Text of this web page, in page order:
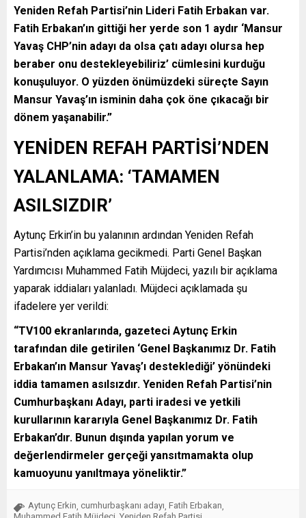
Yeniden Refah Partisi’nin Lideri Fatih Erbakan var.
Fatih Erbakan’ın gittiği her yerde son 1 aydır ‘Mansur
Yavaş CHP’nin adayı da olsa çatı adayı olursa hep
beraber onu destekleyebiliriz’ cümlesini kurduğu
konuşuluyor. O yüzden önümüzdeki süreçte Sayın
Mansur Yavaş’ın isminin daha çok öne çıkacağı bir
dönem yaşanabilir.”
YENİDEN REFAH PARTİSİ’NDEN
YALANLAMA: ‘TAMAMEN
ASILSIZDIR’
Aytunç Erkin’in bu yalanının ardından Yeniden Refah
Partisi’nden açıklama gecikmedi. Parti Genel Başkan
Yardımcısı Muhammed Fatih Müjdeci, yazılı bir açıklama
yaparak iddiaları yalanladı. Müjdeci açıklamada şu
ifadelere yer verildi:
“TV100 ekranlarında, gazeteci Aytunç Erkin
tarafından dile getirilen ‘Genel Başkanımız Dr. Fatih
Erbakan’ın Mansur Yavaş’ı desteklediği’ yönündeki
iddia tamamen asılsızdır. Yeniden Refah Partisi’nin
Cumhurbaşkanı Adayı, parti iradesi ve yetkili
kurullarının kararıyla Genel Başkanımız Dr. Fatih
Erbakan’dır. Bunun dışında yapılan yorum ve
değerlendirmeler gerçeği yansıtmamakta olup
kamuoyunu yanıltmaya yöneliktir.”
Aytunç Erkin cumhurbaşkanı adayı Fatih Erbakan
Muhammed Fatih Müjdeci Yeniden Refah Partisi